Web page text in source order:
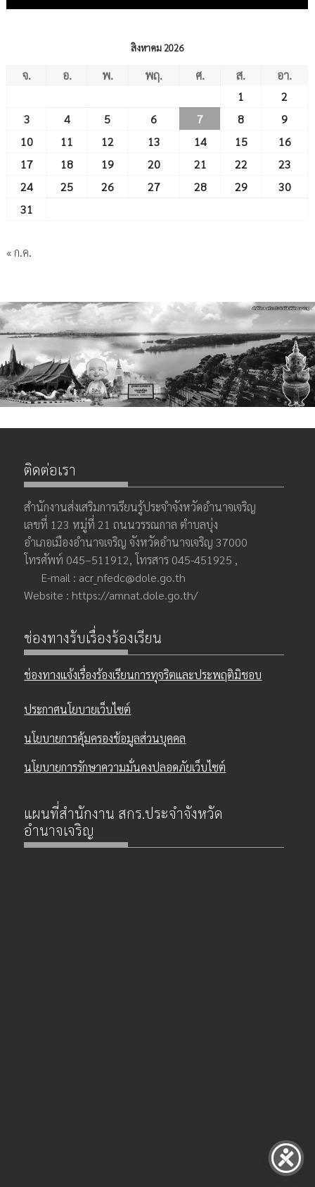
สิงหาคม 2026
จ. อ. พ. พฤ. ศ. ส.
อา.
1
2
3
4 5 6 7 8
9
10
11 12 13 14 15
16
17
18 19 20 21 22
23
24
25 26 27 28 29
30
31
« ก.ค.
ติดต่อเรา
สำนักงานส่งเสริมการเรียนรู้ประจำจังหวัดอำนาจเจริญ
เลขที่ 123 หมู่ที่ 21 ถนนวรรณกาล ตำบลบุ่ง
อำเภอเมืองอำนาจเจริญ จังหวัดอำนาจเจริญ 37000
โทรศัพท์ 045–511912, โทรสาร 045-451925 ,
E-mail : acr_nfedc@dole.go.th
Website : https://amnat.dole.go.th/
ช่องทางรับเรื่องร้องเรียน
ช่องทางแจ้งเรื่องร้องเรียนการทุจริตและประพฤติมิชอบ
ประกาศนโยบายเว็บไซต์
นโยบายการคุ้มครองข้อมูลส่วนบุคคล
นโยบายการรักษาความมั่นคงปลอดภัยเว็บไซต์
แผนที่สำนักงาน สกร.ประจำจังหวัด
อำนาจเจริญ